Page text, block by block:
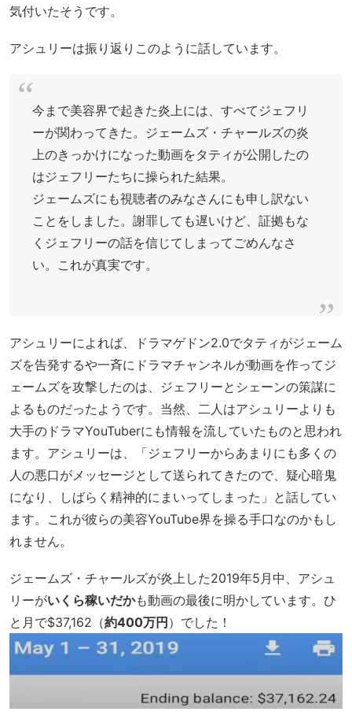
気付いたそうです。
アシュリーは振り返りこのように話しています。
今まで美容界で起きた炎上には、すべてジェフリ
ーが関わってきた。ジェームズ・チャールズの炎
上のきっかけになった動画をタティが公開したの
はジェフリーたちに操られた結果。
ジェームズにも視聴者のみなさんにも申し訳ない
ことをしました。謝罪しても遅いけど、証拠もな
くジェフリーの話を信じてしまってごめんなさ
い。これが真実です。
アシュリーによれば、ドラマゲドン2.0でタティがジェーム
ズを告発するや一斉にドラマチャンネルが動画を作ってジ
ェームズを攻撃したのは、ジェフリーとシェーンの策謀に
よるものだったようです。当然、二人はアシュリーよりも
大手のドラマYouTuberにも情報を流していたものと思われ
ます。アシュリーは、「ジェフリーからあまりにも多くの
人の悪口がメッセージとして送られてきたので、疑心暗鬼
になり、しばらく精神的にまいってしまった」と話してい
ます。これが彼らの美容YouTube界を操る手口なのかもし
れません。
ジェームズ・チャールズが炎上した2019年5月中、アシュ
リーがいくら稼いだかも動画の最後に明かしています。ひ
と月で$37,162（約400万円）でした！